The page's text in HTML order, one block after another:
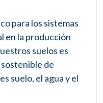
para los sistemas
en la producción
suelos es
de
suelo, el agua y el